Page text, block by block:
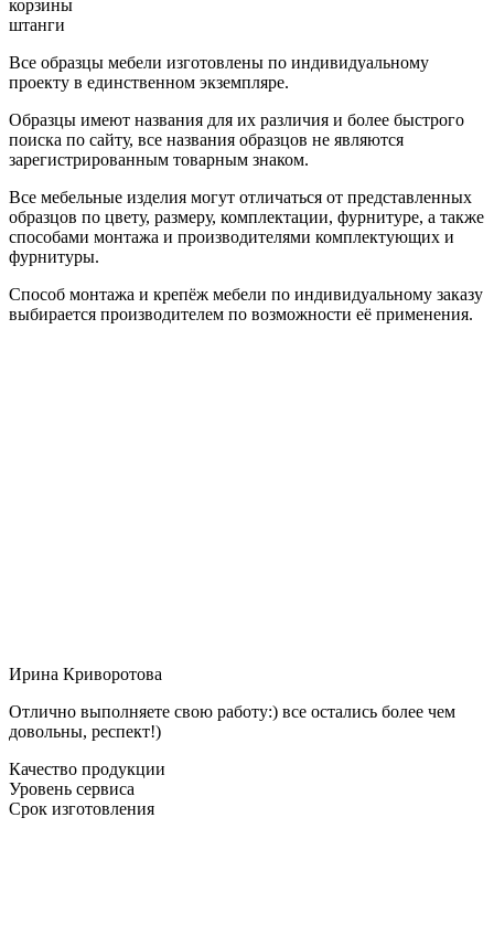
корзины
штанги
Все образцы мебели изготовлены по индивидуальному
проекту в единственном экземпляре.
Образцы имеют названия для их различия и более быстрого
поиска по сайту, все названия образцов не являются
зарегистрированным товарным знаком.
Все мебельные изделия могут отличаться от представленных
образцов по цвету, размеру, комплектации, фурнитуре, а также
способами монтажа и производителями комплектующих и
фурнитуры.
Способ монтажа и крепёж мебели по индивидуальному заказу
выбирается производителем по возможности её применения.
Ирина Криворотова
Отлично выполняете свою работу:) все остались более чем
довольны, респект!)
Качество продукции
Уровень сервиса
Срок изготовления